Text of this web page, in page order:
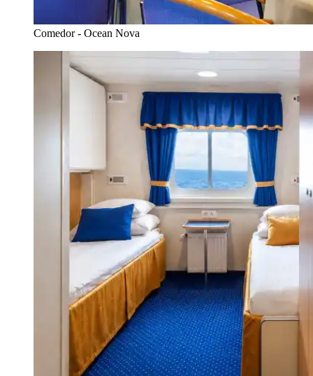
Comedor - Ocean Nova